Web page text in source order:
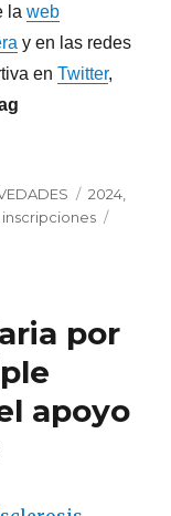
laweb
y en las redes
enTwitter,
Etiquetas
2024
inscripciones
por
apoyo